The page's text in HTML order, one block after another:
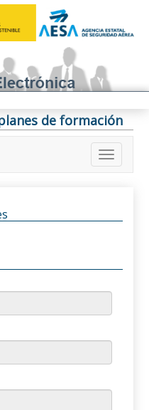
de formación